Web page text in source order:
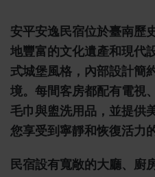
安平安逸民宿位於臺南歷
地豐富的文化遺產和現代
式城堡風格，內部設計簡
境。每間客房都配有電視
毛巾與盥洗用品，並提供
您享受到寧靜和恢復活力
民宿設有寬敞的大廳、廚